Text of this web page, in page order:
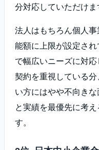
分対応していただけま
法人はもちろん個人
能額に上限が設定さ
で幅広いニーズに対
契約を重視している
い方にはやや不向き
と実績を最優先に考
す。